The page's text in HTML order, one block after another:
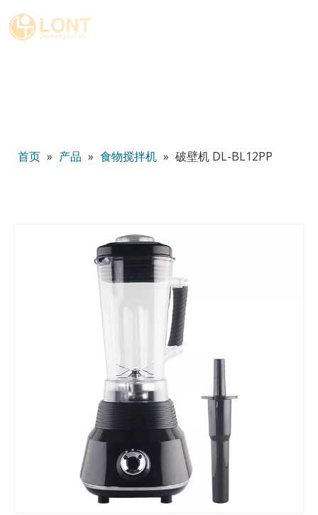
首页 » 产品 » 食物搅拌机 » 破壁机 DL-BL12PP